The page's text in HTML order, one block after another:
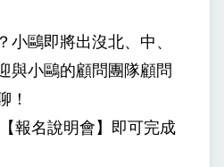
學
鷗即將出沒北、中、
與小鷗的顧問團隊顧問
！
報名說明會】即可完成